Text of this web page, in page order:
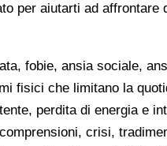
per aiutarti ad
fobie, ansia sociale,
fisici che limitano la
perdita di energia e
crisi,